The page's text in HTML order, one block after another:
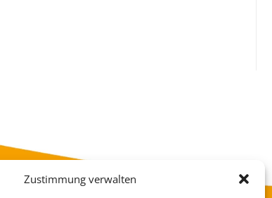
Zustimmung verwalten